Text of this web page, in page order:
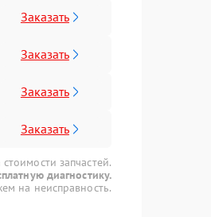
Заказать
Заказать
Заказать
Заказать
запчастей.
диагностику.
на неисправность.